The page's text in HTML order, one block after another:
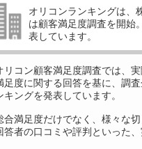
オリコンランキングは、
は顧客満足度調査を開始
表しています。
リコン顧客満足度調査では、
足度に関する回答を基に、調
キングを発表しています。
合満足度だけでなく、様々な
答者の口コミや評判といった